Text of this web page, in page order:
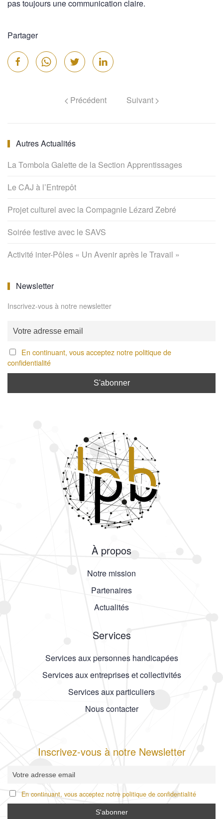
pas toujours une communication claire.
Partager
Précédent Suivant
Autres Actualités
La Tombola Galette de la Section Apprentissages
Le CAJ à l’Entrepôt
Projet culturel avec la Compagnie Lézard Zebré
Soirée festive avec le SAVS
Activité inter-Pôles « Un Avenir après le Travail »
Newsletter
Inscrivez-vous à notre newsletter
En continuant, vous acceptez notre politique de
confidentialité
À propos
Notre mission
Partenaires
Actualités
Services
Services aux personnes handicapées
Services aux entreprises et collectivités
Services aux particuliers
Nous contacter
Inscrivez-vous à notre Newsletter
En continuant, vous acceptez notre politique de confidentialité